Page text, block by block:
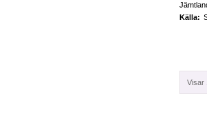
Källa:
Visar